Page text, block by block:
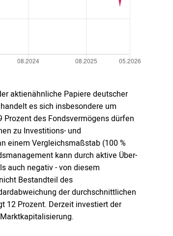
aktienähnliche Papiere deutscher
es sich insbesondere um
des Fondsvermögens dürfen
zu Investitions- und
einem Vergleichsmaßstab (100 %
kann durch aktive Über-
auch negativ - von diesem
Bestandteil des
der durchschnittlichen
12 Prozent. Derzeit investiert der